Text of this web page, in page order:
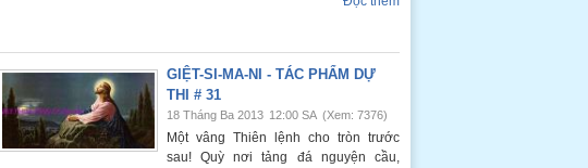
GIỆT-SI-MA-NI - TÁC PHẨM DỰ
THI # 31
18 Tháng Ba 2013 12:00 SA (Xem: 7376)
Một vâng Thiên lệnh cho tròn trước
sau! Quỳ nơi tảng đá nguyện cầu,